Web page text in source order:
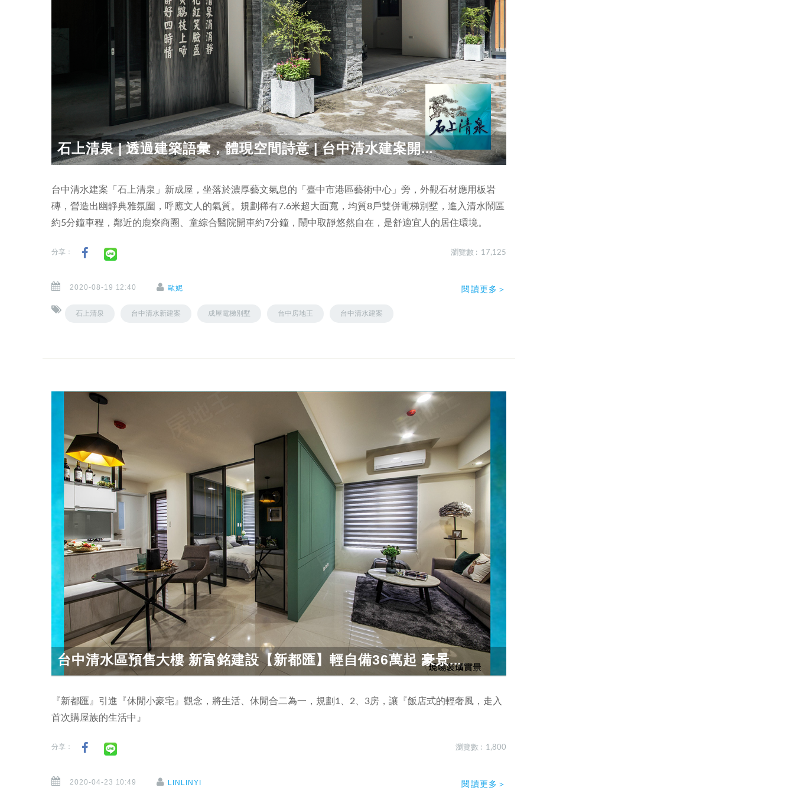
石上清泉 | 透過建築語彙，體現空間詩意 | 台中清水建案開...
台中清水建案「石上清泉」新成屋，坐落於濃厚藝文氣息的「臺中市港區藝術中心」旁，外觀石材應用板岩
磚，營造出幽靜典雅氛圍，呼應文人的氣質。規劃稀有7.6米超大面寬，均質8戶雙併電梯別墅，進入清水鬧區
約5分鐘車程，鄰近的鹿寮商圈、童綜合醫院開車約7分鐘，鬧中取靜悠然自在，是舒適宜人的居住環境。
分享： 瀏覽數 : 17,125
2020-08-19 12:40 歐妮
石上清泉 台中清水新建案 成屋電梯別墅 台中房地王 台中清水建案
閱讀更多＞
台中清水區預售大樓 新富銘建設【新都匯】輕自備36萬起 豪景...
『新都匯』引進『休閒小豪宅』觀念，將生活、休閒合二為一，規劃1、2、3房，讓『飯店式的輕奢風，走入
首次購屋族的生活中』
分享： 瀏覽數 : 1,800
2020-04-23 10:49 LINLINYI 閱讀更多＞